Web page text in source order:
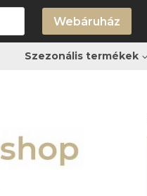
Webáruház
Szezonális termékek